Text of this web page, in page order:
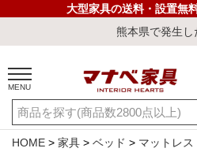
大型家具の送料・設置無
熊本県で発生した地震および
MENU
ご利用ガイド 新
店舗一覧 閲
HOME 家具 ベッド マットレス